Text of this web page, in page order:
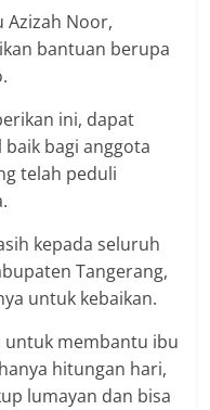
Azizah Noor,
bantuan berupa
ini, dapat
bagi anggota
telah peduli
kepada seluruh
Tangerang,
untuk kebaikan.
untuk membantu ibu
hitungan hari,
lumayan dan bisa